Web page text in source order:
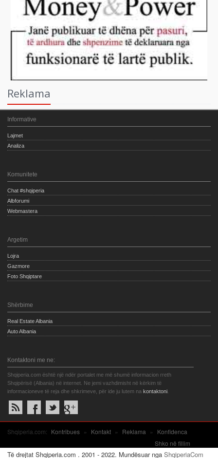
Reklama
Informative
Lajmet
Analiza
Komunitete
Chat #shqiperia
Albforumi
Webmastera
Argetim
Lojra
Gazmore
Foto Shqiptare
Shërbime
Real Estate Albania
Auto Albania
Kontaktoni me ne:
Shqiperia.com është një ndër portalet me më shumë informacion rreth
Shqipërisë (Albania) në internet. Ne jemi vazhdimisht në kërkim të
informacioneve të reja dhe shkrimeve, për ide ju lutem na kontaktoni
Shqiperia.com: Kontribues » Kontakt » Reklama »
Konfidenca
Shko në fillim
Të drejtat Shqiperia.com . 2001 - 2022. Mundësuar nga ShqiperiaCom